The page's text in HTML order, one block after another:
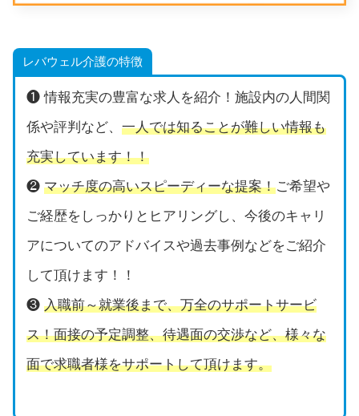
レバウェル介護の特徴
❶ 情報充実の豊富な求人を紹介！施設内の人間関
係や評判など、 一人では知ることが難しい情報も
充実しています！！
❷ マッチ度の高いスピーディーな提案！ご希望や
ご経歴をしっかりとヒアリングし、今後のキャリ
アについてのアドバイスや過去事例などをご紹介
して頂けます！！
❸ 入職前～就業後まで、万全のサポートサービ
ス！面接の予定調整、待遇面の交渉など、様々な
面で求職者様をサポートして頂けます。